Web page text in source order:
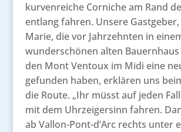
kurvenreiche Corniche am Rand
entlang fahren. Unsere
Marie, die vor Jahrzehnten in
wunderschönen alten
den Mont Ventoux im Midi eine
gefunden haben, erklären uns
die Route. „Ihr müsst auf jeden
mit dem Uhrzeigersinn fahren.
ab Vallon-Pont-d’Arc rechts unter